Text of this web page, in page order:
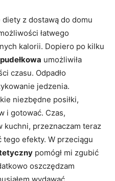
z dostawą do domu
łatwego
kalorii. Dopiero po kilku
umożliwiła
czasu. Odpadło
jedzenia.
niezbędne posiłki,
i gotować. Czas,
kuchni, przeznaczam teraz
tego efekty. W przeciągu
pomógł mi zgubić
oszczędzam